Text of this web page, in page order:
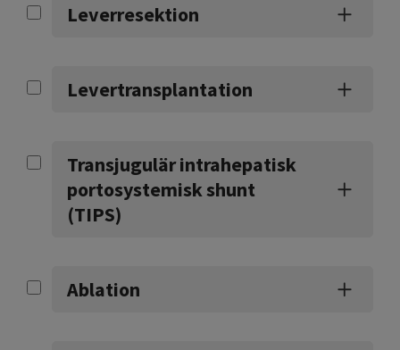
Leverresektion
Levertransplantation
Transjugulär intrahepatisk
portosystemisk shunt
(TIPS)
Ablation